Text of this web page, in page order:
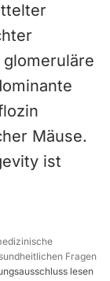
Mäuse.
ist
Fragen
lesen